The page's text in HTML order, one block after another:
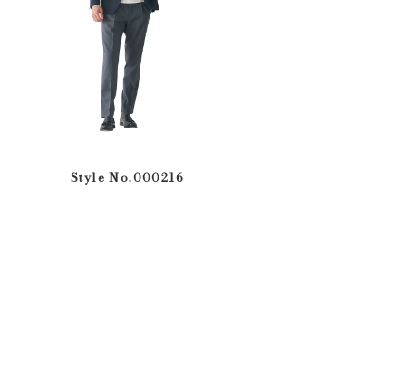
Style No.000216